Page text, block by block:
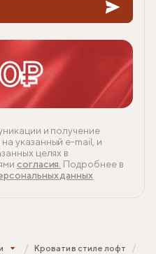
и получение
указанный e-mail, и
целях в
согласия. Подробнее в
данных
Кровати в стиле лофт